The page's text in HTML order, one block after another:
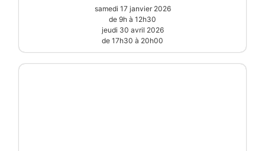
samedi 17 janvier 2026
de 9h à 12h30
jeudi 30 avril 2026
de 17h30 à 20h00